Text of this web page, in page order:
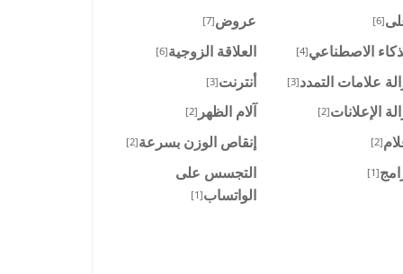
عروض[7] [6]
العلاقة الزوجية[6] الاصطناعي[4]
أنترنت[3] علامات التمدد[3]
آلام الظهر [2] الإعلانات[2]
إنقاص الوزن بسرعة[2] [2]
التجسس على
الواتساب[1]
[1]